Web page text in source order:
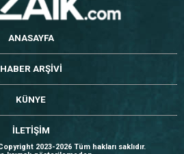
ANASAYFA
HABER ARŞİVİ
KÜNYE
İLETİŞİM
2023-2026 Tüm hakları saklıdır.